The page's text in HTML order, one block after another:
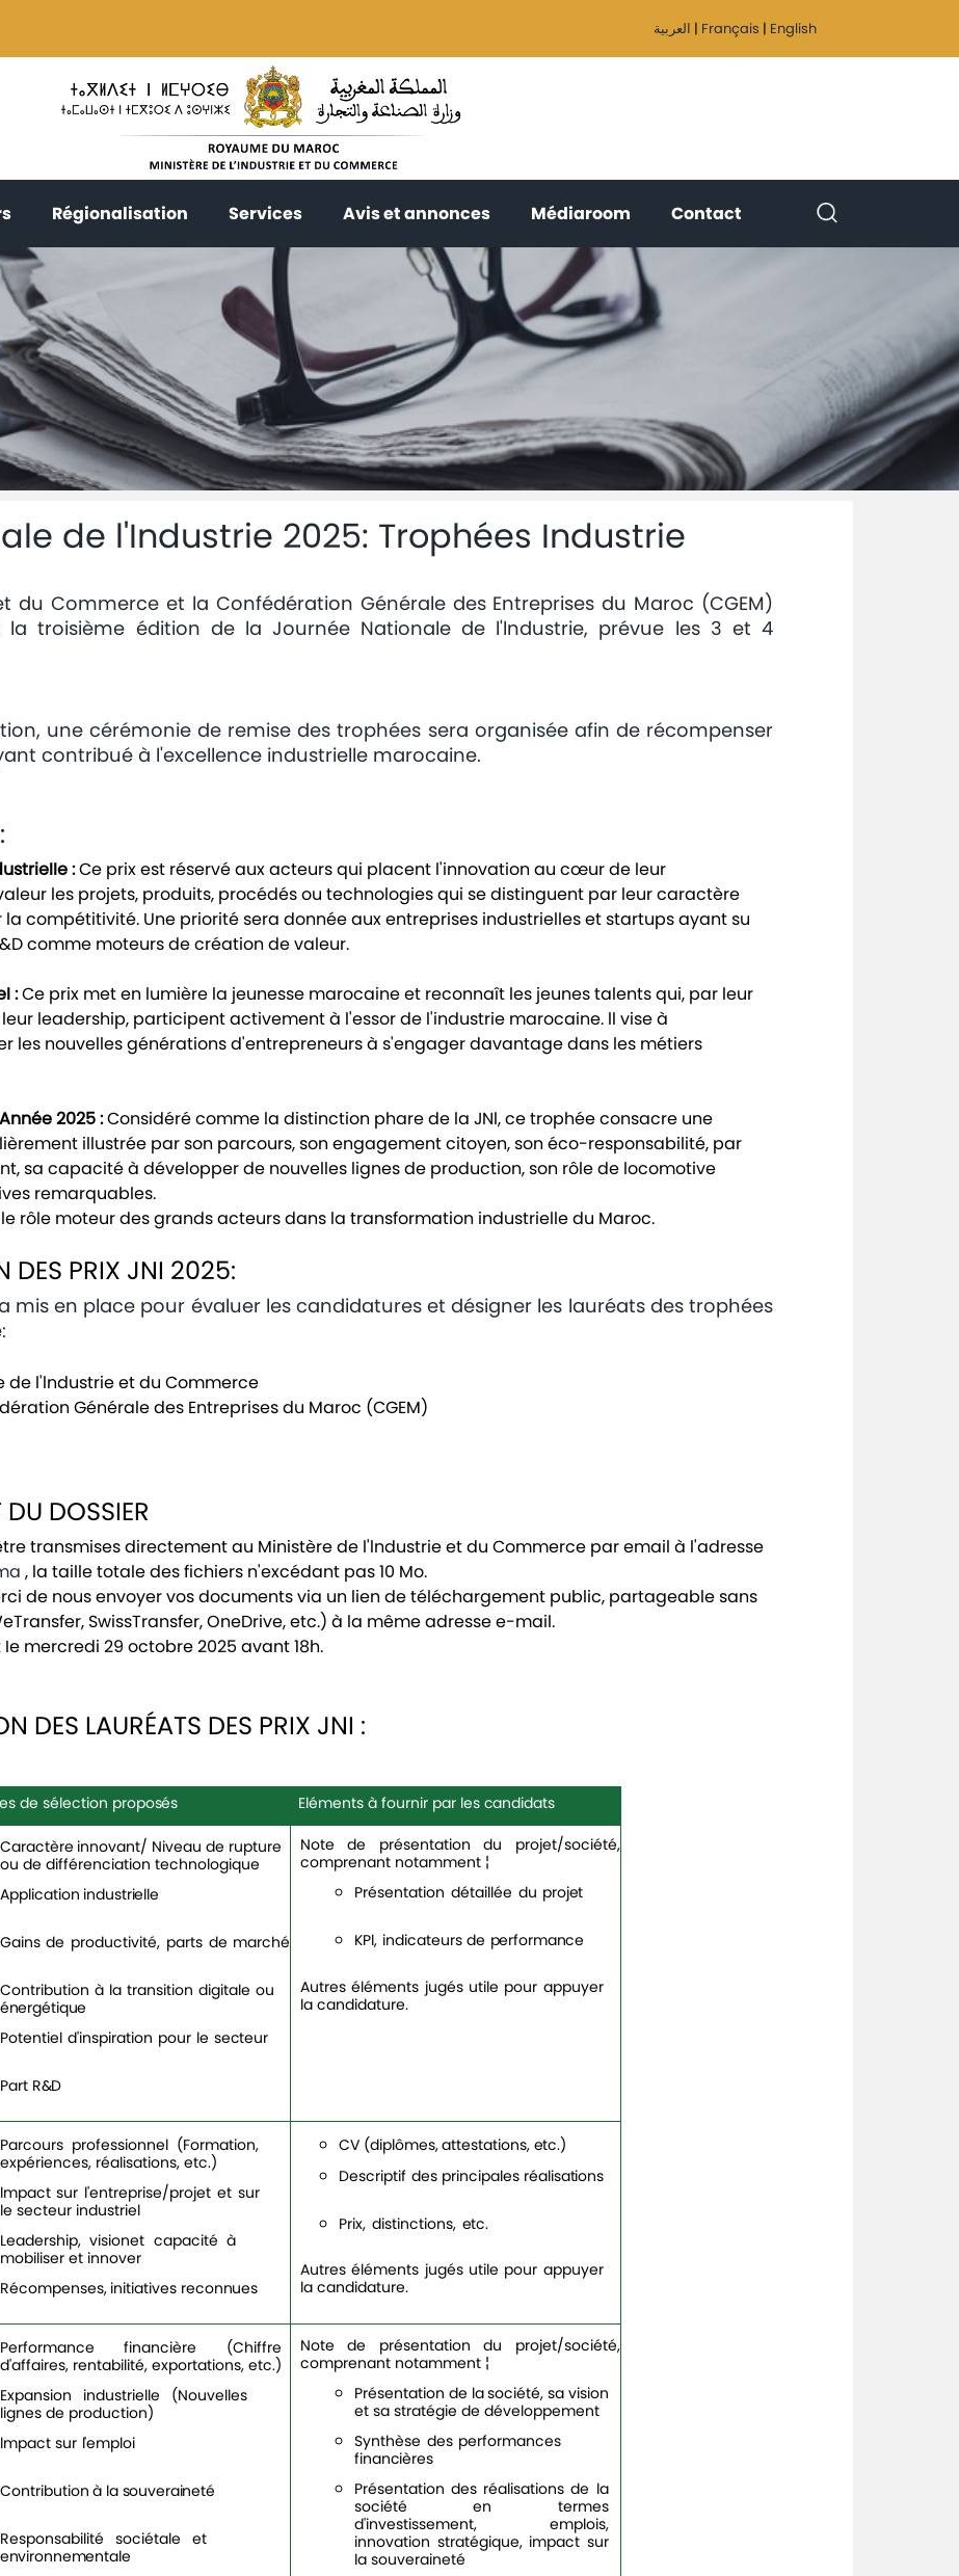
العربية | Français | English
(current)Régionalisation (current)
Services(current)Avis et annonces(current)Médiaroom (current)
Contact (current)
de l'Industrie 2025: Trophées Industrie
du Commerce et la Confédération Générale des Entreprises du Maroc (CGEM)
la troisième édition de la Journée Nationale de l'lndustrie, prévue les 3 et 4
une cérémonie de remise des trophées sera organisée afin de récompenser
contribué à l'excellence industrielle marocaine.
:Ce prix est réservé aux acteurs qui placent l'innovation au cœur de leur
les projets, produits, procédés ou technologies qui se distinguent par leur caractère
compétitivité. Une priorité sera donnée aux entreprises industrielles et startups ayant su
comme moteurs de création de valeur.
:Ce prix met en lumière la jeunesse marocaine et reconnaît les jeunes talents qui, par leur
leadership, participent activement à l'essor de l'industrie marocaine. ll vise à
les nouvelles générations d'entrepreneurs à s'engager davantage dans les métiers
2025 :Considéré comme la distinction phare de la JNl, ce trophée consacre une
illustrée par son parcours, son engagement citoyen, son éco-responsabilité, par
sa capacité à développer de nouvelles lignes de production, son rôle de locomotive
remarquables.
rôle moteur des grands acteurs dans la transformation industrielle du Maroc.
DES PRIX JNI 2025:
mis en place pour évaluer les candidatures et désigner les lauréats des trophées
de l'lndustrie et du Commerce
Générale des Entreprises du Maroc (CGEM)
DOSSIER
transmises directement au Ministère de l'lndustrie et du Commerce par email à l'adresse
, la taille totale des fichiers n'excédant pas 10 Mo.
de nous envoyer vos documents via un lien de téléchargement public, partageable sans
SwissTransfer, OneDrive, etc.) à la même adresse e-mail.
mercredi 29 octobre 2025 avant 18h.
DES LAURÉATS DES PRIX JNI :
de sélection proposés Eléments à fournir par lescandidats
Caractère innovant/ Niveau de rupture
ou de différenciation technologique
Application industrielle
Gains de productivité, parts de marché
Contribution à la transition digitale ou
énergétique
Potentiel d'inspiration pour le secteur
Part R&D
Note de présentation du projet/société,
comprenant notamment ¦
Présentation détaillée du projet
KPl, indicateurs de performance
Autres éléments jugés utile pour appuyer
la candidature.
Parcours professionnel (Formation,
expériences, réalisations, etc.)
lmpact sur l'entreprise/projet et sur
le secteur industriel
Leadership, visionet capacité à
mobiliser et innover
Récompenses, initiatives reconnues
CV (diplômes,attestations, etc.)
Descriptif des principales réalisations
Prix, distinctions, etc.
Autres éléments jugés utile pour appuyer
la candidature.
Performance financière (Chiffre
d'affaires, rentabilité, exportations, etc.)
Expansion
industrielle
(Nouvelles
lignes de production)
lmpact sur l'emploi
Contribution à la souveraineté
Responsabilité sociétale et
environnementale
Note de présentation du projet/société,
comprenant notamment ¦
Présentation de lasociété, sa vision
et sa stratégie de développement
Synthèse des performances
financières
Présentation des réalisations de la
société en termes
d'investissement, emplois,
innovation stratégique, impact sur
la souveraineté